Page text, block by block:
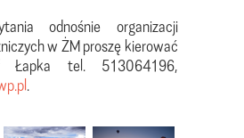
odnośnie organizacji
w ŻM proszę kierować
Łapka tel. 513064196,
.